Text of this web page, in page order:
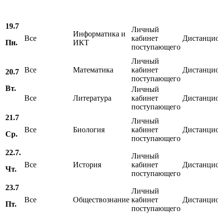
19.7
Пн.
Все
Информатика и
ИКТ
Личный
кабинет
поступающего
20.7
Вт.
Все Математика
Личный
кабинет
поступающего
Все Литература
Личный
кабинет
поступающего
21.7
Ср.
Все Биология
Личный
кабинет
поступающего
22.7.
Чт.
Все История
Личный
кабинет
поступающего
23.7
Пт.
Все Обществознание
Личный
кабинет
поступающего